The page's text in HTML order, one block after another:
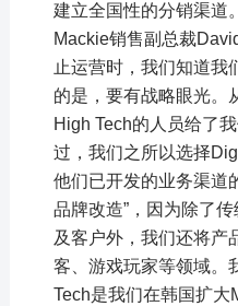
建立全国性的分销渠道
Mackie销售副总裁
止运营时，我们知道我
的是，要有战略眼光。
High Tech的人员给了
过，我们之所以选择
他们已开发的业务渠道
品牌改造”，因为除了
及客户外，我们还将产
客、游戏玩家等领域。
Tech是我们在韩国扩